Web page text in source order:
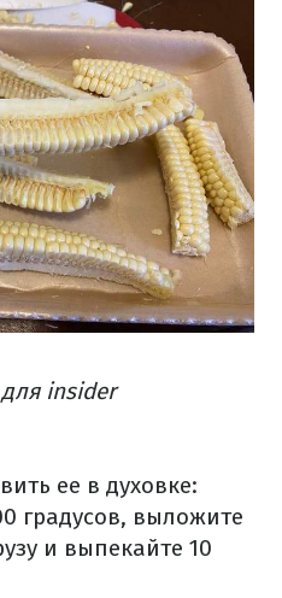
insider
ее в духовке:
градусов, выложите
и выпекайте 10